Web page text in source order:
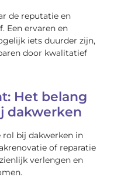
de reputatie en
Een ervaren en
iets duurder zijn,
door kwalitatief
Het belang
dakwerken
rol bij dakwerken in
of reparatie
verlengen en